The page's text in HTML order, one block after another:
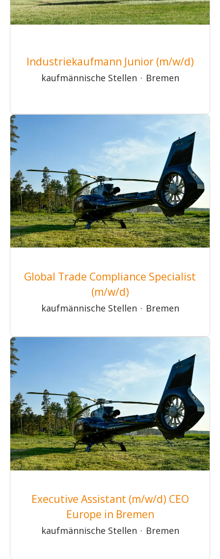
Industriekaufmann Junior (m/w/d)
kaufmännische Stellen · Bremen
Global Trade Compliance Specialist
(m/w/d)
kaufmännische Stellen · Bremen
Executive Assistant (m/w/d) CEO
Europe in Bremen
kaufmännische Stellen · Bremen